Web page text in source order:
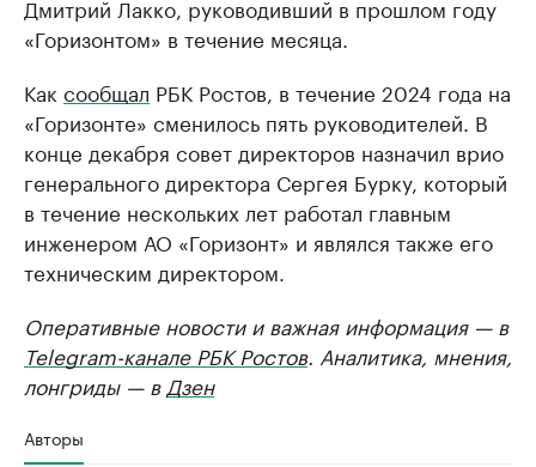
Дмитрий Лакко, руководивший в прошлом году
«Горизонтом» в течение месяца.
Как сообщал РБК Ростов, в течение 2024 года на
«Горизонте» сменилось пять руководителей. В
конце декабря совет директоров назначил врио
генерального директора Сергея Бурку, который
в течение нескольких лет работал главным
инженером АО «Горизонт» и являлся также его
техническим директором.
Оперативные новости и важная информация — в
Telegram-канале РБК Ростов. Аналитика, мнения,
лонгриды — в Дзен
Авторы